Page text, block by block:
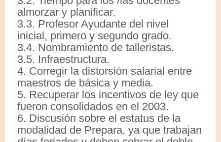
almorzar y planificar.
3.3. Profesor Ayudante del nivel
inicial, primero y segundo grado.
3.4. Nombramiento de talleristas.
3.5. Infraestructura.
4. Corregir la distorsión salarial entre
maestros de básica y media.
5. Recuperar los incentivos de ley que
fueron consolidados en el 2003.
6. Discusión sobre el estatus de la
modalidad de Prepara, ya que trabajan